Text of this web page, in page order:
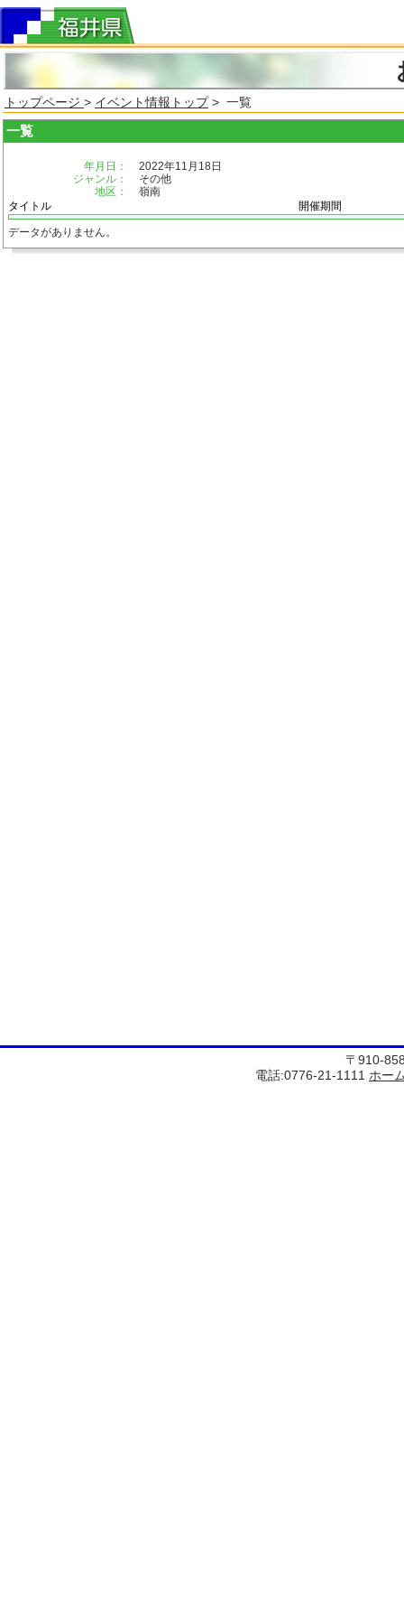
トップページ > イベント情報トップ> 一覧
一覧
年月日：
2022年11月18日
ジャンル：
その他
地区：
嶺南
タイトル
開催期間
データがありません。
〒910-
電話:0776-21-1111 ホー